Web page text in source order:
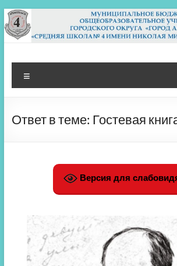
Перейти
к
содержимому
МБОУ СШ 4
Архангельск
Ответ в теме: Гостевая
Версия для